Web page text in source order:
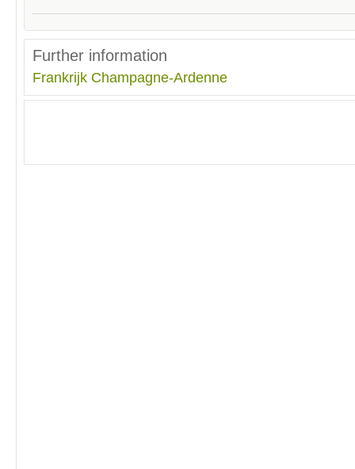
Further information
Frankrijk Champagne-Ardenne